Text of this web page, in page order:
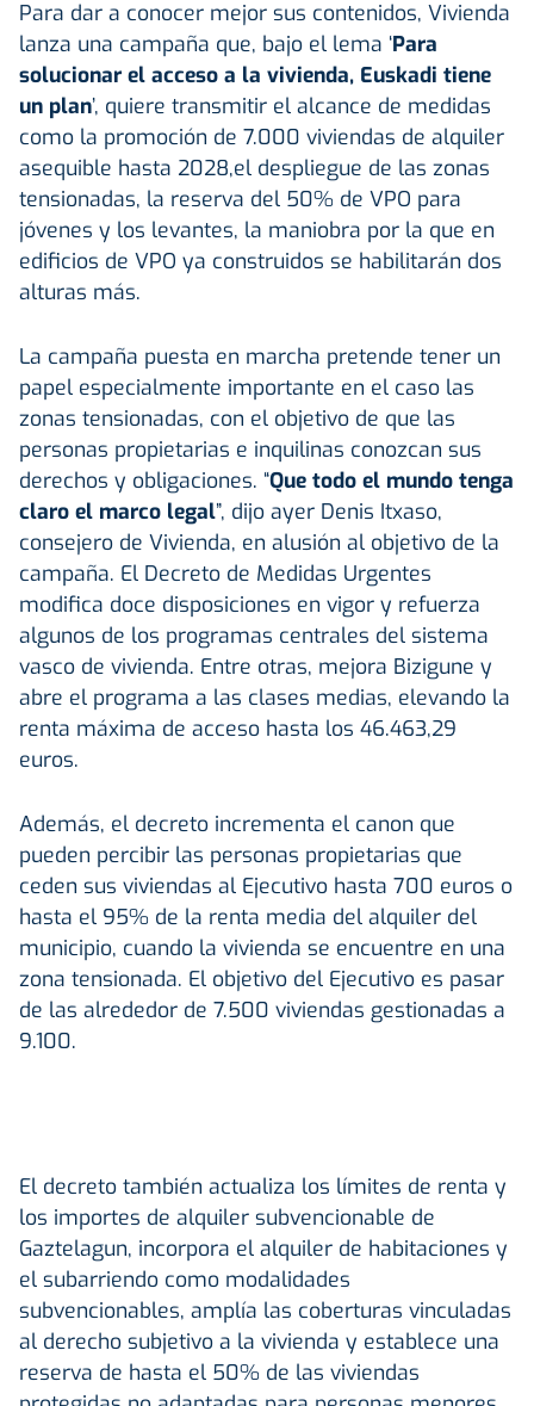
Para dar a conocer mejor sus contenidos, Vivienda
lanza una campaña que, bajo el lema ‘Para
solucionar el acceso a la vivienda, Euskadi tiene
un plan’, quiere transmitir el alcance de medidas
como la promoción de 7.000 viviendas de alquiler
asequible hasta 2028,el despliegue de las zonas
tensionadas, la reserva del 50% de VPO para
jóvenes y los levantes, la maniobra por la que en
edificios de VPO ya construidos se habilitarán dos
alturas más.
La campaña puesta en marcha pretende tener un
papel especialmente importante en el caso las
zonas tensionadas, con el objetivo de que las
personas propietarias e inquilinas conozcan sus
derechos y obligaciones. “Que todo el mundo tenga
claro el marco legal”, dijo ayer Denis Itxaso,
consejero de Vivienda, en alusión al objetivo de la
campaña. El Decreto de Medidas Urgentes
modifica doce disposiciones en vigor y refuerza
algunos de los programas centrales del sistema
vasco de vivienda. Entre otras, mejora Bizigune y
abre el programa a las clases medias, elevando la
renta máxima de acceso hasta los 46.463,29
euros.
Además, el decreto incrementa el canon que
pueden percibir las personas propietarias que
ceden sus viviendas al Ejecutivo hasta 700 euros o
hasta el 95% de la renta media del alquiler del
municipio, cuando la vivienda se encuentre en una
zona tensionada. El objetivo del Ejecutivo es pasar
de las alrededor de 7.500 viviendas gestionadas a
9.100.
El decreto también actualiza los límites de renta y
los importes de alquiler subvencionable de
Gaztelagun, incorpora el alquiler de habitaciones y
el subarriendo como modalidades
subvencionables, amplía las coberturas vinculadas
al derecho subjetivo a la vivienda y establece una
reserva de hasta el 50% de las viviendas